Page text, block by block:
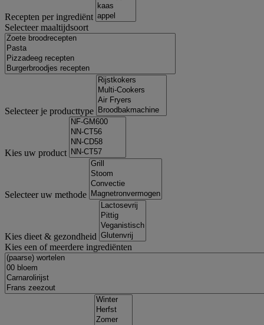
Recepten per ingrediënt
Selecteer maaltijdsoort
Selecteer je producttype
Kies uw product
Selecteer uw methode
Kies dieet & gezondheid
Kies een of meerdere ingrediënten